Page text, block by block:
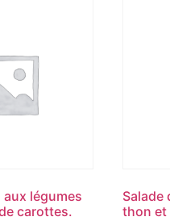
aux légumes
carottes.
Salade
thon et